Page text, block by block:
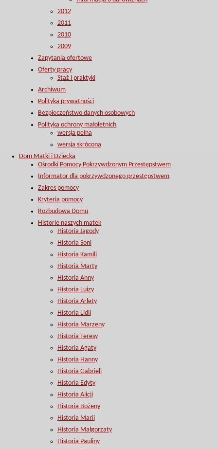
2012
2011
2010
2009
Zapytania ofertowe
Oferty pracy
Staż i praktyki
Archiwum
Polityka prywatności
Bezpieczeństwo danych osobowych
Polityka ochrony małoletnich
wersja pełna
wersja skrócona
Dom Matki i Dziecka
Ośrodki Pomocy Pokrzywdzonym Przestępstwem
Informator dla pokrzywdzonego przestępstwem
Zakres pomocy
Kryteria pomocy
Rozbudowa Domu
Historie naszych matek
Historia Jagody
Historia Soni
Historia Kamili
Historia Marty
Historia Anny
Historia Luizy
Historia Arlety
Historia Lidii
Historia Marzeny
Historia Teresy
Historia Agaty
Historia Hanny
Historia Gabrieli
Historia Edyty
Historia Alicji
Historia Bożeny
Historia Marii
Historia Małgorzaty
Historia Pauliny